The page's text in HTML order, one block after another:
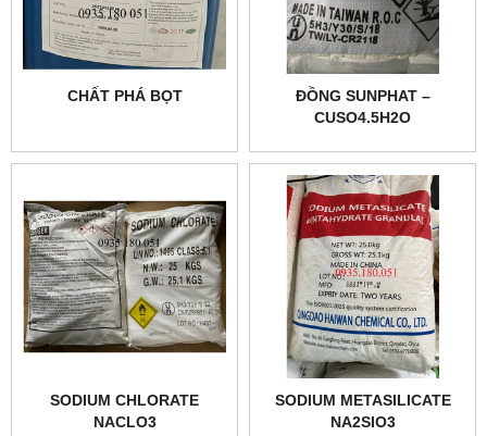
CHẤT PHÁ BỌT
ĐỒNG SUNPHAT –
CUSO4.5H2O
SODIUM CHLORATE
NACLO3
SODIUM METASILICATE
NA2SIO3